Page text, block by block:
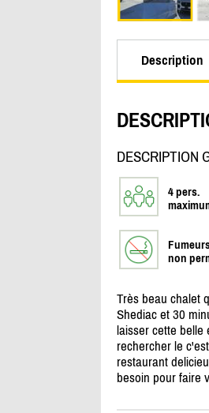
Description
DESCRIPTION
4 pers.
non
Très beau chalet
Shediac et 30
laisser cette belle
rechercher le
restaurant
besoin pour faire